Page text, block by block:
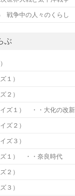
戦争中の人々のくらし
ぶ
）
１）
２）
イズ１） ・・大化の改新
ズ２）
ズ３）
ズ１） ・・奈良時代
２）
３）